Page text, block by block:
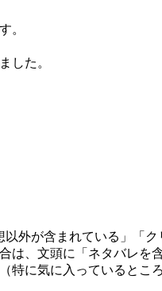
。
した。
外が含まれている」「
は、文頭に「ネタバレを
特に気に入っているとこ